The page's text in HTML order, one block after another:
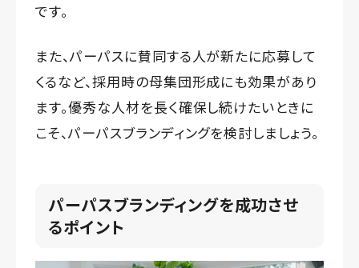
です。
また、パーパスに賛同する人が新たに応募して
くるなど、採用時の母集団形成にも効果があり
ます。優秀な人材を長く確保し続けたいときに
こそ、パーパスブランディングを検討しましょう。
パーパスブランディングを成功させ
るポイント